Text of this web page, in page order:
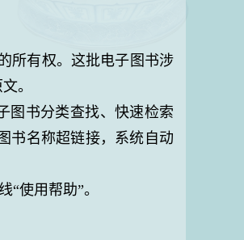
所有权。这批电子图书涉
。
图书分类查找、快速检索
书名称超链接，系统自动
使用帮助”。